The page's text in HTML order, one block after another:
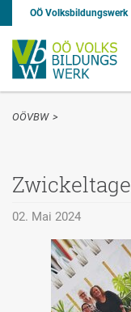
OÖ Volksbildungswerk
OÖVBW >
Zwickeltage
02. Mai 2024